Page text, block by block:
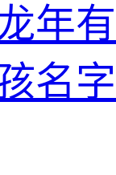
年
名